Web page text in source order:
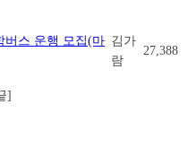
버스 운행 모집(마 김가
람
27,388
]